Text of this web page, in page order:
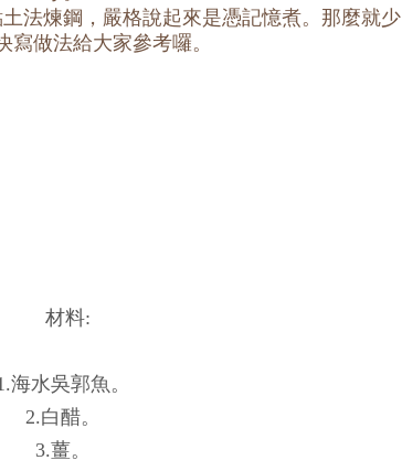
法煉鋼，嚴格說起來是憑記憶煮。那麼就少
寫做法給大家參考囉。
材料:
海水吳郭魚。
2.白醋。
3.薑。